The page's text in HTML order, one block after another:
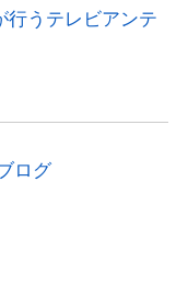
行うテレビアンテ
ログ